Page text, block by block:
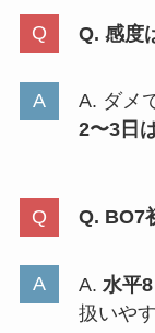
Q. 感度
A. ダメ
2〜3日
Q. BO7
A. 水平
扱いや